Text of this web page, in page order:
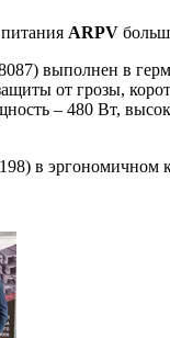
ARPV
выполнен в
от грозы,
– 480 Вт,
в